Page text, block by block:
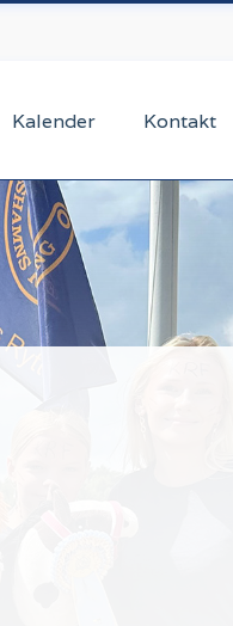
Kalender Kontakt